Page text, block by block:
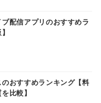
配信アプリのおすすめラ
おすすめランキング【料
比較】